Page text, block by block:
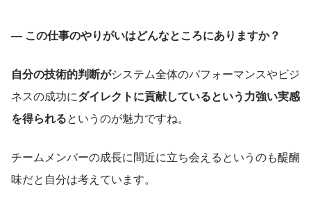
― この仕事のやりがいはどんなところにありますか？
自分の技術的判断がシステム全体のパフォーマンスやビジ
ネスの成功にダイレクトに貢献しているという力強い実感
を得られるというのが魅力ですね。
チームメンバーの成長に間近に立ち会えるというのも醍醐
味だと自分は考えています。